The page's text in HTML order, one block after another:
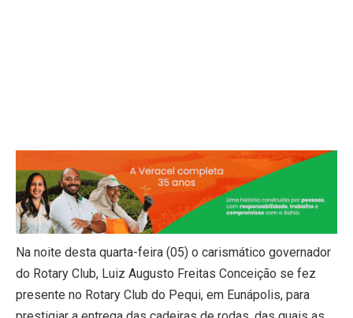
Na noite desta quarta-feira (05) o carismático governador
do Rotary Club, Luiz Augusto Freitas Conceição se fez
presente no Rotary Club do Pequi, em Eunápolis, para